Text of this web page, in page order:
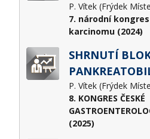
P. Vítek (Frýdek
7. národní
karcinomu (2024)
SHRNUTÍ
P. Vítek (Frýdek
8. KONGRES ČESKÉ
(2025)